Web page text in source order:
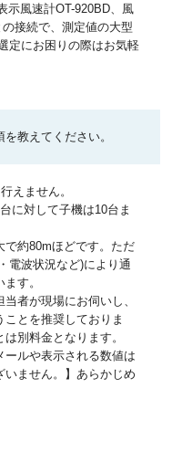
示風速計OT-920BD、風
接続で、測定値の大型
定にお困りの際はお気軽
教えてください。
えません。
に対して子機は10台ま
で約80mほどです。ただ
電波状況など)により通
す。
者が現場にお伺いし、
とを推奨しておりま
別料金となります。
ールや表示される数値は
いません。】あらかじめ